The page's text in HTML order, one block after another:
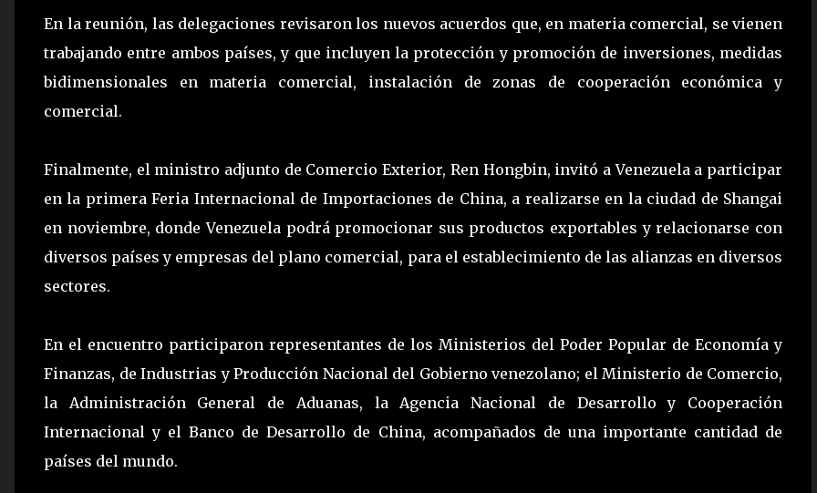
En la reunión, las delegaciones revisaron los nuevos acuerdos que, en materia comercial, se vienen
trabajando entre ambos países, y que incluyen la protección y promoción de inversiones, medidas
bidimensionales en materia comercial, instalación de zonas de cooperación económica y
comercial.
Finalmente, el ministro adjunto de Comercio Exterior, Ren Hongbin, invitó a Venezuela a participar
en la primera Feria Internacional de Importaciones de China, a realizarse en la ciudad de Shangai
en noviembre, donde Venezuela podrá promocionar sus productos exportables y relacionarse con
diversos países y empresas del plano comercial, para el establecimiento de las alianzas en diversos
sectores.
En el encuentro participaron representantes de los Ministerios del Poder Popular de Economía y
Finanzas, de Industrias y Producción Nacional del Gobierno venezolano; el Ministerio de Comercio,
la Administración General de Aduanas, la Agencia Nacional de Desarrollo y Cooperación
Internacional y el Banco de Desarrollo de China, acompañados de una importante cantidad de
países del mundo.